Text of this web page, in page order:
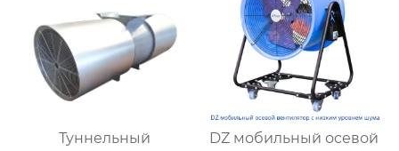
Туннельный
DZ мобильный осевой